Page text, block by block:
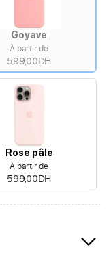
Goyave
À partir de
599,00DH
Rose pâle
À partir de
599,00DH